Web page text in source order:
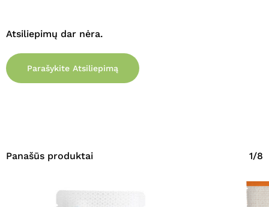
Atsiliepimų dar nėra.
Parašykite Atsiliepimą
Panašūs produktai 1/8